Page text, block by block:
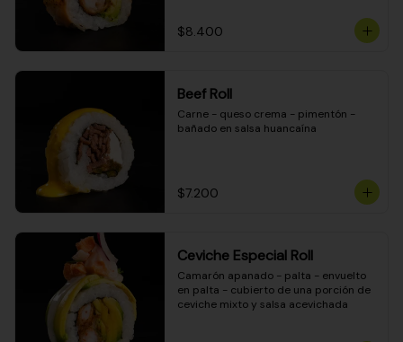
$8.400
Beef Roll
Carne - queso crema - pimentón -
bañado en salsa huancaína
$7.200
Ceviche Especial Roll
Camarón apanado - palta - envuelto
en palta - cubierto de una porción de
ceviche mixto y salsa acevichada